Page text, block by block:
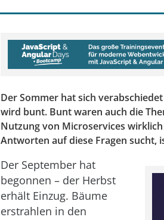
Der Sommer hat sich
wird bunt. Bunt waren auch die
Nutzung von Microservices
Antworten auf diese Fragen sucht,
Der September hat
begonnen – der Herbst
erhält Einzug. Bäume
erstrahlen in den